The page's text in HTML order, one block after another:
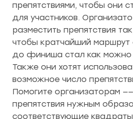
препятствиями, чтобы они
для участников.
разместить препятствия
чтобы кратчайший маршрут
до финиша стал как можно
Также они хотят
возможное число
Помогите организаторам
препятствия нужным
соответствующие